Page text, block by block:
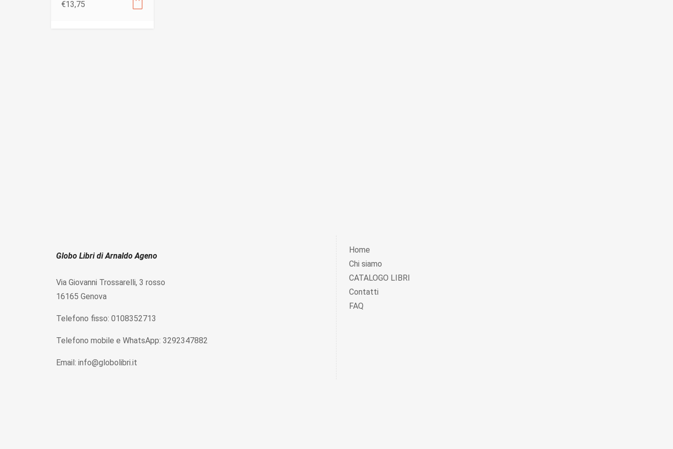
€13,75
Globo Libri di Arnaldo Ageno
Via Giovanni Trossarelli, 3 rosso
16165 Genova
Telefono fisso: 0108352713
Telefono mobile e WhatsApp: 3292347882
Email: info@globolibri.it
Home
Chi siamo
CATALOGO LIBRI
Contatti
FAQ